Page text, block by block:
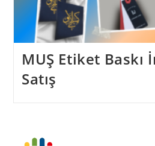
MUŞ Etiket Baskı
Satış